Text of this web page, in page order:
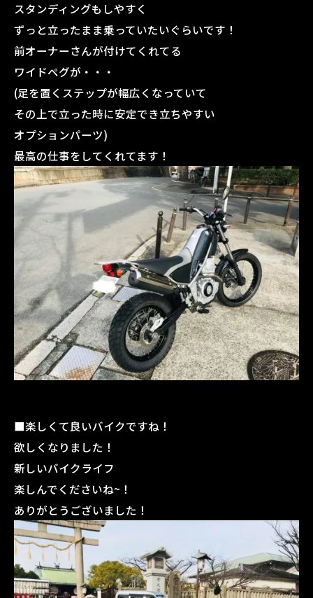
スタンディングもしやすく
ずっと立ったまま乗っていたいぐらいです！
前オーナーさんが付けてくれてる
ワイドペグが・・・
(足を置くステップが幅広くなっていて
その上で立った時に安定でき立ちやすい
オプションパーツ)
最高の仕事をしてくれてます！
■楽しくて良いバイクですね！
欲しくなりました！
新しいバイクライフ
楽しんでくださいね~！
ありがとうございました！